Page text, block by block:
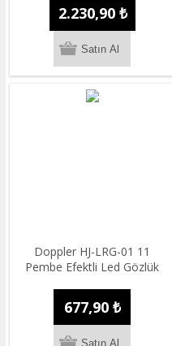
2.230,90 ₺
Doppler HJ-LRG-01 11
Pembe Efektli Led Gözlük
677,90 ₺